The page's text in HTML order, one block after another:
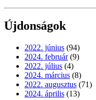
Újdonságok
2022. június (94)
2024. február (9)
2022. július (4)
2024. március (8)
2022. augusztus (71)
2024. április (13)